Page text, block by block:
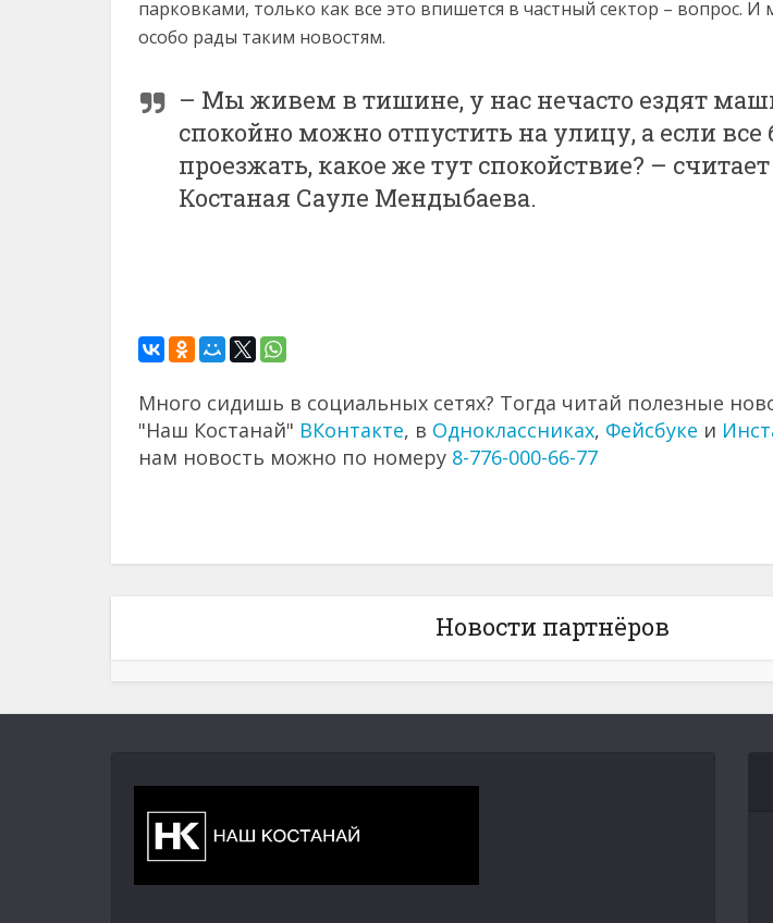
парковками, только как все это впишется в частный сектор – вопрос. И
особо рады таким новостям.
– Мы живем в тишине, у нас нечасто ездят
спокойно можно отпустить на улицу, а если все
проезжать, какое же тут спокойствие? –
Костаная Сауле Мендыбаева.
Много сидишь в социальных сетях? Тогда читай полезные
"Наш Костанай" ВКонтакте, в Одноклассниках, Фейсбуке и
нам новость можно по номеру 8-776-000-66-77
Новости партнёров